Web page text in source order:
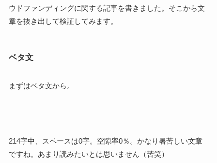
ウドファンディングに関する記事を書きました。そこから文
章を抜き出して検証してみます。
ベタ文
まずはベタ文から。
214字中、スペースは0字。空隙率0％。かなり暑苦しい文章
ですね。あまり読みたいとは思いません（苦笑）